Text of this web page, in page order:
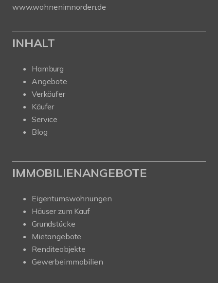
www.wohnenimnorden.de
INHALT
Hamburg
Angebote
Verkäufer
Käufer
Service
Blog
IMMOBILIENANGEBOTE
Eigentumswohnungen
Häuser zum Kauf
Grundstücke
Mietangebote
Renditeobjekte
Gewerbeimmobilien